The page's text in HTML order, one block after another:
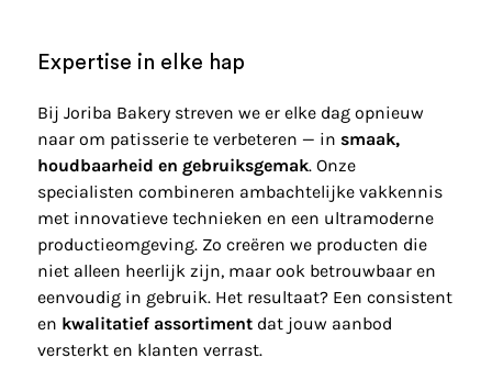
Expertise in elke hap
Bij Joriba Bakery streven we er elke dag opnieuw
naar om patisserie te verbeteren — in smaak,
houdbaarheid en gebruiksgemak. Onze
specialisten combineren ambachtelijke vakkennis
met innovatieve technieken en een ultramoderne
productieomgeving. Zo creëren we producten die
niet alleen heerlijk zijn, maar ook betrouwbaar en
eenvoudig in gebruik. Het resultaat? Een consistent
en kwalitatief assortiment dat jouw aanbod
versterkt en klanten verrast.